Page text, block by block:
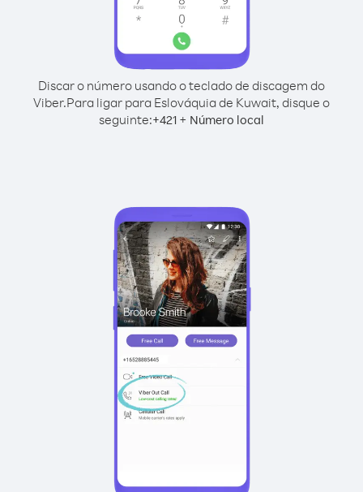
Discar o número usando o teclado de discagem do
Viber.Para ligar para Eslováquia de Kuwait, disque o
seguinte:+421 + Número local